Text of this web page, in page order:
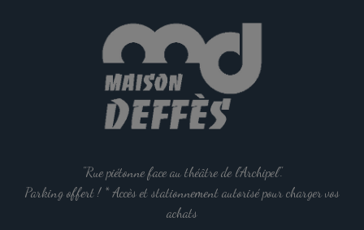
"Rue piétonne face au théâtre de l'Archipel".
Parking offert ! * Accès et stationnement autorisé pour charger vos
achats